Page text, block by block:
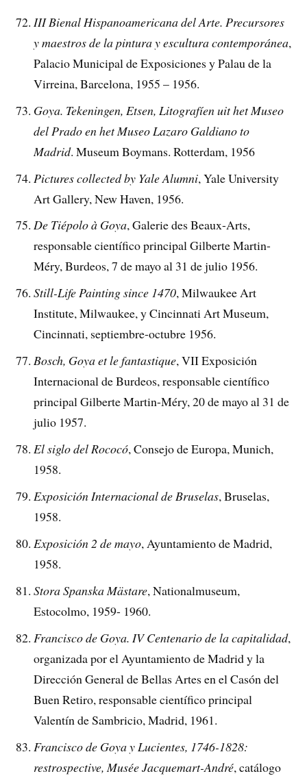
III Bienal Hispanoamericana del Arte. Precursores
y maestros de la pintura y escultura contemporánea,
Palacio Municipal de Exposiciones y Palau de la
Virreina, Barcelona, 1955 – 1956.
Goya. Tekeningen, Etsen, Litografíen uit het Museo
del Prado en het Museo Lazaro Galdiano to
Madrid. Museum Boymans. Rotterdam, 1956
Pictures collected by Yale Alumni, Yale University
Art Gallery, New Haven, 1956.
De Tiépolo à Goya, Galerie des Beaux-Arts,
responsable científico principal Gilberte Martin-
Méry, Burdeos, 7 de mayo al 31 de julio 1956.
Still-Life Painting since 1470, Milwaukee Art
Institute, Milwaukee, y Cincinnati Art Museum,
Cincinnati, septiembre-octubre 1956.
Bosch, Goya et le fantastique, VII Exposición
Internacional de Burdeos, responsable científico
principal Gilberte Martin-Méry, 20 de mayo al 31 de
julio 1957.
El siglo del Rococó, Consejo de Europa, Munich,
1958.
Exposición Internacional de Bruselas, Bruselas,
1958.
Exposición 2 de mayo, Ayuntamiento de Madrid,
1958.
Stora Spanska Mästare, Nationalmuseum,
Estocolmo, 1959- 1960.
Francisco de Goya. IV Centenario de la capitalidad,
organizada por el Ayuntamiento de Madrid y la
Dirección General de Bellas Artes en el Casón del
Buen Retiro, responsable científico principal
Valentín de Sambricio, Madrid, 1961.
Francisco de Goya y Lucientes, 1746-1828:
restrospective, Musée Jacquemart-André, catálogo